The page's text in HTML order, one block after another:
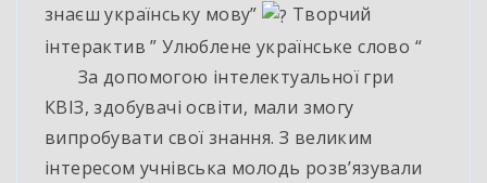
знаєш українську мову”
Творчий
інтерактив ” Улюблене українське слово “
За допомогою інтелектуальної гри
КВІЗ, здобувачі освіти, мали змогу
випробувати свої знання. З великим
інтересом учнівська молодь розв’язували